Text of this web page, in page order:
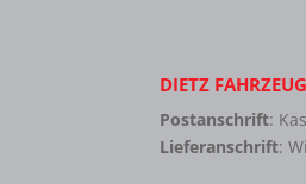
DIETZ
Postanschrift:
Lieferanschrift: